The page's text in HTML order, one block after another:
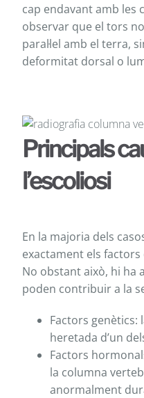
cap endavant amb les
observar que el tors
paral·lel amb el terra,
deformitat dorsal o
Principals
l’escoliosi
En la majoria dels
exactament els factors
No obstant això, hi ha
poden contribuir a la
Factors genètics:
heretada d’un
Factors
la columna
anormalment